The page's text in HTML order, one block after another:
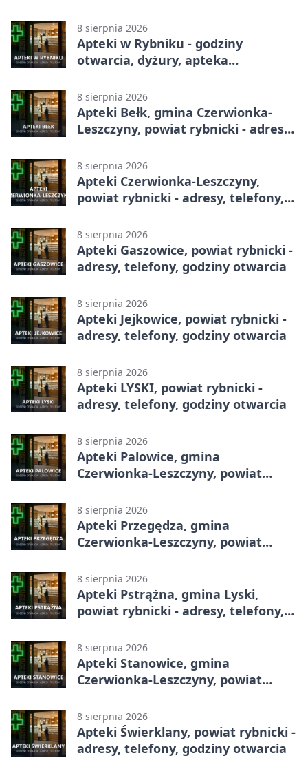
8 sierpnia 2026
Apteki w Rybniku - godziny
otwarcia, dyżury, apteka
8 sierpnia 2026
Apteki Bełk, gmina Czerwionka-
Leszczyny, powiat rybnicki - adresy,
8 sierpnia 2026
Apteki Czerwionka-Leszczyny,
powiat rybnicki - adresy, telefony,
8 sierpnia 2026
Apteki Gaszowice, powiat rybnicki -
adresy, telefony, godziny otwarcia
8 sierpnia 2026
Apteki Jejkowice, powiat rybnicki -
adresy, telefony, godziny otwarcia
8 sierpnia 2026
Apteki LYSKI, powiat rybnicki -
adresy, telefony, godziny otwarcia
8 sierpnia 2026
Apteki Palowice, gmina
Czerwionka-Leszczyny, powiat
otwarcia
8 sierpnia 2026
Apteki Przegędza, gmina
Czerwionka-Leszczyny, powiat
otwarcia
8 sierpnia 2026
Apteki Pstrążna, gmina Lyski,
powiat rybnicki - adresy, telefony,
8 sierpnia 2026
Apteki Stanowice, gmina
Czerwionka-Leszczyny, powiat
otwarcia
8 sierpnia 2026
Apteki Świerklany, powiat rybnicki -
adresy, telefony, godziny otwarcia